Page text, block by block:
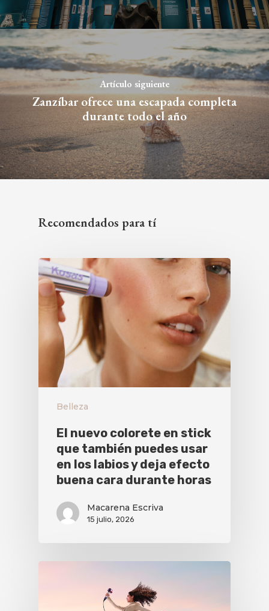
Artículo siguiente
Zanzíbar ofrece una escapada completa
durante todo el año
Recomendados para tí
Belleza
El nuevo colorete en stick
que también puedes usar
en los labios y deja efecto
buena cara durante horas
Macarena Escriva
15 julio, 2026